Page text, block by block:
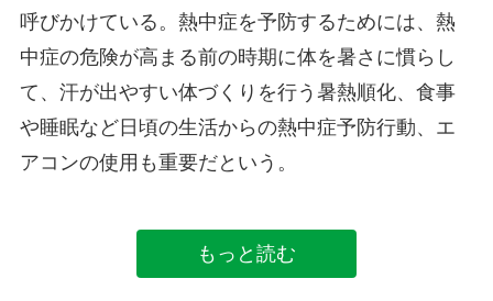
呼びかけている。熱中症を予防するためには、熱
中症の危険が高まる前の時期に体を暑さに慣らし
て、汗が出やすい体づくりを行う暑熱順化、食事
や睡眠など日頃の生活からの熱中症予防行動、エ
アコンの使用も重要だという。
もっと読む